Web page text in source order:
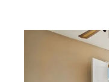
BASTIA 202
, 4 pièces